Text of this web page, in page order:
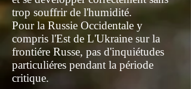
trop souffrir de l'humidité.
Pour la Russie Occidentale y
compris l'Est de L'Ukraine sur la
frontiére Russe, pas d'inquiétudes
particuliéres pendant la période
critique.